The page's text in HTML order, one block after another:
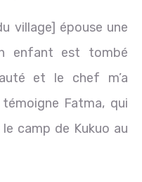
village] épouse une
enfant est tombé
et le chef m’a
Fatma, qui
camp de Kukuo au